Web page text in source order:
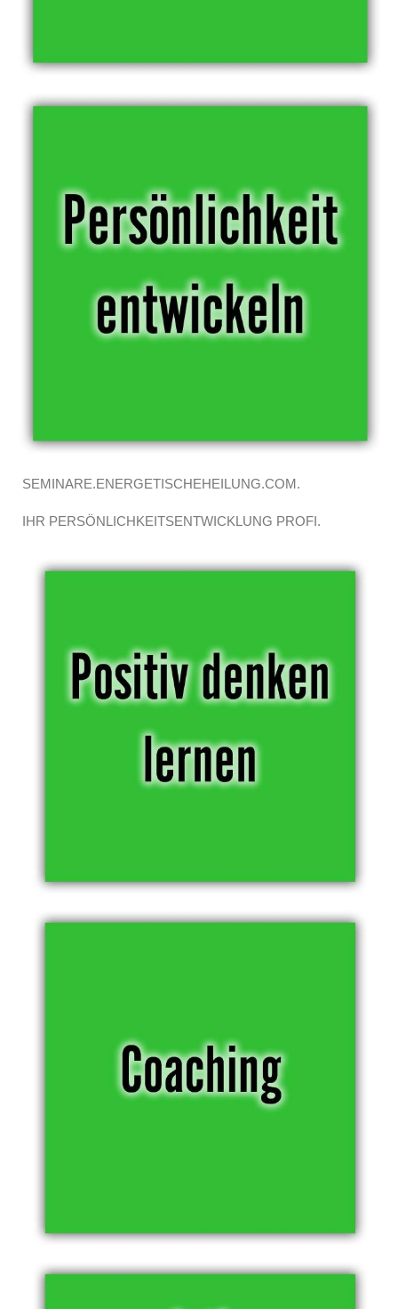
SEMINARE.ENERGETISCHEHEILUNG.COM.
IHR PERSÖNLICHKEITSENTWICKLUNG PROFI.